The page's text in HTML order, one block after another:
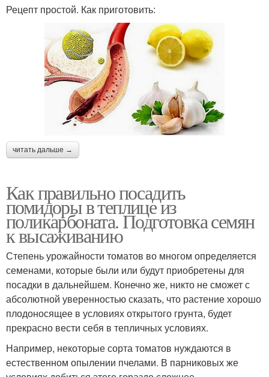
Рецепт простой. Как приготовить:
читать дальше →
Как правильно посадить
помидоры в теплице из
поликарбоната. Подготовка семян
к высаживанию
Степень урожайности томатов во многом определяется
семенами, которые были или будут приобретены для
посадки в дальнейшем. Конечно же, никто не сможет с
абсолютной уверенностью сказать, что растение хорошо
плодоносящее в условиях открытого грунта, будет
прекрасно вести себя в тепличных условиях.
Например, некоторые сорта томатов нуждаются в
естественном опылении пчелами. В парниковых же